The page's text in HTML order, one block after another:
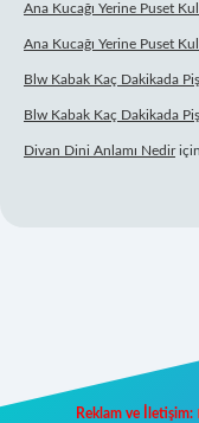
Ana Kucağı Yerine Puset
Ana Kucağı Yerine Puset
Blw Kabak Kaç Dakikada
Blw Kabak Kaç Dakikada
Divan Dini Anlamı Nediriçin
Reklam ve İletişim: